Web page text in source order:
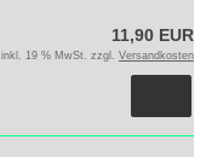
11,90 EUR
inkl. 19 % MwSt. zzgl. Versandkosten